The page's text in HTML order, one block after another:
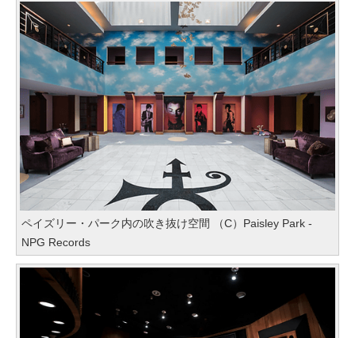
ペイズリー・パーク内の吹き抜け空間 （C）Paisley Park -
NPG Records